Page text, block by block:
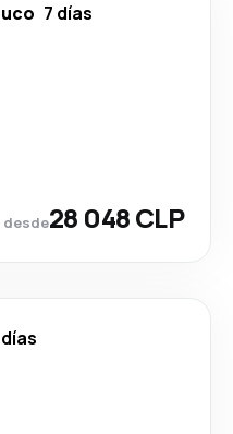
7 días
desde28 048 CLP